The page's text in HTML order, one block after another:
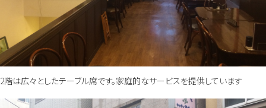
2階は広々としたテーブル席です。家庭的なサービスを提供しています